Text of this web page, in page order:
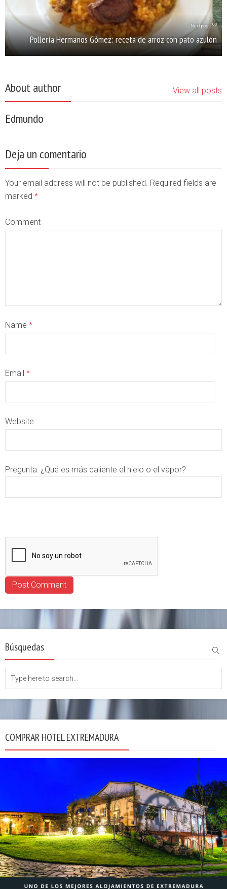
Next post
Pollería Hermanos Gómez: receta de arroz con pato azulón
About author View all posts
Edmundo
Deja un comentario
Your email address will not be published. Required fields are
marked *
Comment
Name *
Email *
Website
Pregunta: ¿Qué es más caliente el hielo o el vapor?
Búsquedas
COMPRAR HOTEL EXTREMADURA